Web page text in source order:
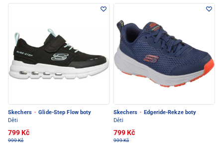
Skechers · Glide-Step Flow boty
Děti
799 Kč
999 Kč
Skechers · Edgeride-Rekze boty
Děti
799 Kč
999 Kč